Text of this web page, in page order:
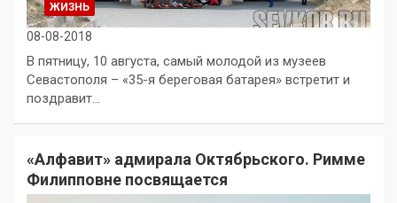
ЖИЗНЬ
08-08-2018
В пятницу, 10 августа, самый молодой из музеев
Севастополя – «35-я береговая батарея» встретит и
поздравит…
«Алфавит» адмирала Октябрьского. Римме
Филипповне посвящается